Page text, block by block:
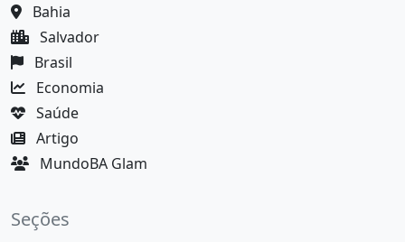
Bahia
Salvador
Brasil
Economia
Saúde
Artigo
MundoBA Glam
Seções